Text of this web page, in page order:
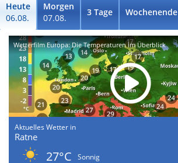
Heute
06.08.
Morgen
07.08.
3 Tage Wochenende
Wetterfilm Europa: Die Temperaturen im Überblick
Aktuelles Wetter in
Ratne
27°C
Sonnig